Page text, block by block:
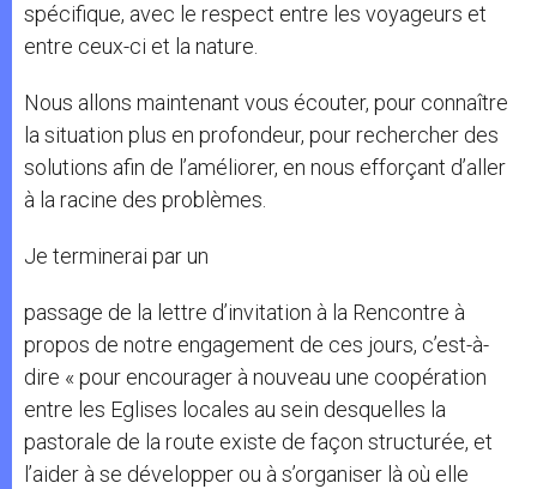
spécifique, avec le respect entre les voyageurs et
entre ceux-ci et la nature.
Nous allons maintenant vous écouter, pour connaître
la situation plus en profondeur, pour rechercher des
solutions afin de l’améliorer, en nous efforçant d’aller
à la racine des problèmes.
Je terminerai par un
passage de la lettre d’invitation à la Rencontre à
propos de notre engagement de ces jours, c’est-à-
dire « pour encourager à nouveau une coopération
entre les Eglises locales au sein desquelles la
pastorale de la route existe de façon structurée, et
l’aider à se développer ou à s’organiser là où elle